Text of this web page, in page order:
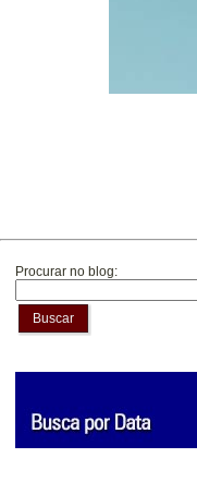
Procurar no blog:
Buscar